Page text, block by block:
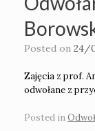
Posted on 24/
Zajęcia z prof.
odwołane z
Posted in